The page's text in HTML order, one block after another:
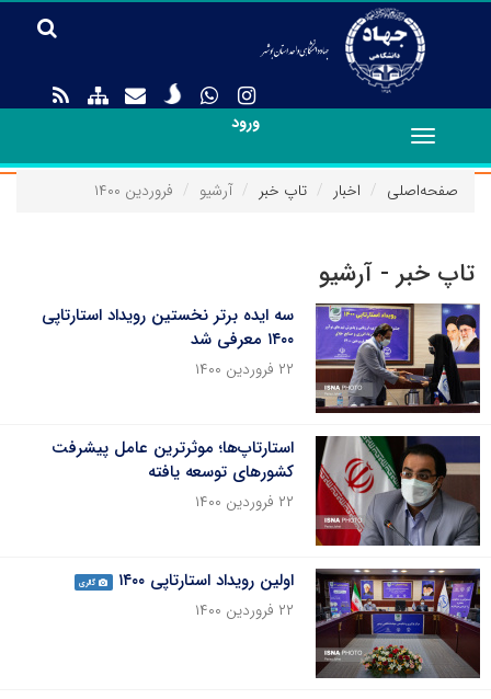
ورود
Toggle
navigation
صفحه‌اصلی
اخبار تاپ خبر آرشیو فروردین ۱۴۰۰
تاپ خبر - آرشیو
سه ایده برتر نخستین رویداد استارتاپی
۱۴۰۰ معرفی شد
۲۲ فروردین ۱۴۰۰
استارتاپ‌ها؛ موثرترین عامل پیشرفت
کشورهای توسعه یافته
۲۲ فروردین ۱۴۰۰
اولین رویداد استارتاپی ۱۴۰۰ گالری
۲۲ فروردین ۱۴۰۰